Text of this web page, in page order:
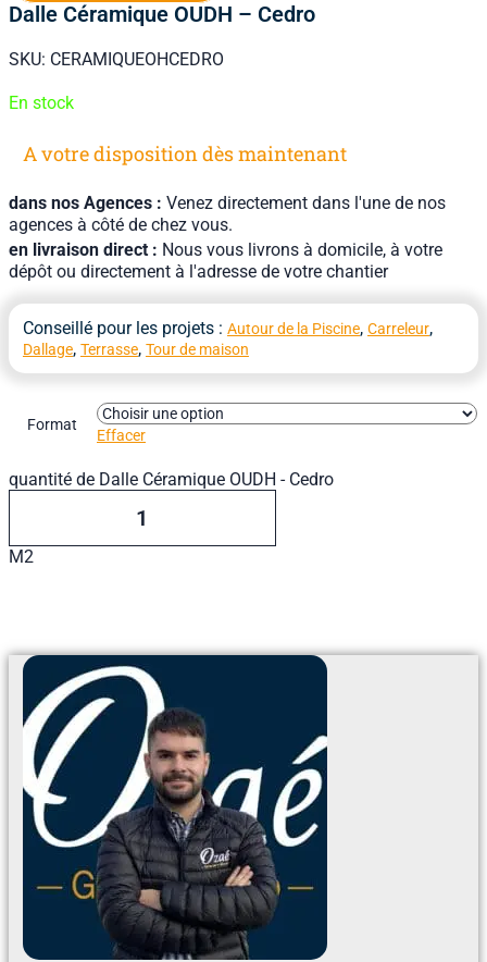
Dalle Céramique OUDH – Cedro
SKU: CERAMIQUEOHCEDRO
En stock
A votre disposition dès maintenant
dans nos Agences : Venez directement dans l'une de nos
agences à côté de chez vous.
en livraison direct : Nous vous livrons à domicile, à votre
dépôt ou directement à l'adresse de votre chantier
Conseillé pour les projets : Autour de la Piscine, Carreleur,
Dallage, Terrasse, Tour de maison
Format
Effacer
quantité de Dalle Céramique OUDH - Cedro
M2